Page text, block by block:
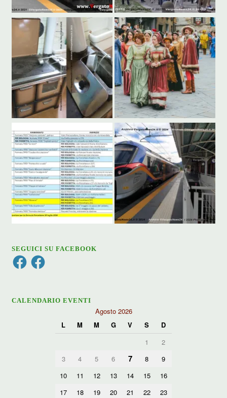
SEGUICI SU FACEBOOK
FacebookFacebook
CALENDARIO EVENTI
Agosto 2026
L
M M G V S
D
1
2
3
4 5 6 7 8
9
10
11 12 13 14 15
16
17
18 19 20 21 22
23